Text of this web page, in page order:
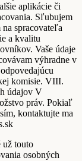
aplikácie či
Sľubujem
spracovateľa
a kvalitu
Vaše údaje
výhradne v
komisie. VIII.
údajov V
práv. Pokiaľ
kontaktujte ma
už touto
osobných